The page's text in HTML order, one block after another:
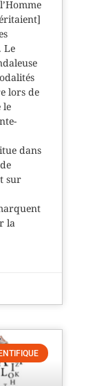
Le
lors de
le
dans
sur
la